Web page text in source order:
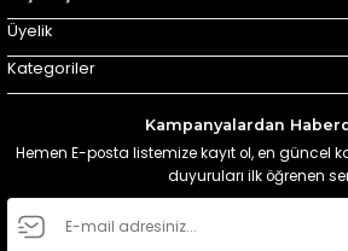
Üyelik
Kategoriler
Kampanyalardan
Hemen E-posta listemize kayıt ol, en güncel
duyuruları ilk öğrenen